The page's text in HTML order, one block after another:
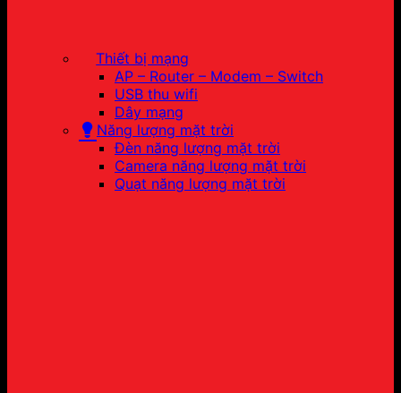
Thiết bị mạng
AP – Router – Modem – Switch
USB thu wifi
Dây mạng
Năng lượng mặt trời
Đèn năng lượng mặt trời
Camera năng lượng mặt trời
Quạt năng lượng mặt trời